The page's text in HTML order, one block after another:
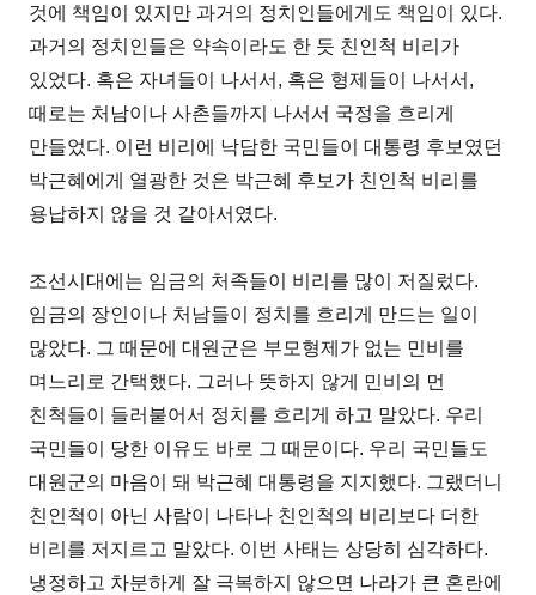
것에 책임이 있지만 과거의 정치인들에게도 책임이 있다.
과거의 정치인들은 약속이라도 한 듯 친인척 비리가
있었다. 혹은 자녀들이 나서서, 혹은 형제들이 나서서,
때로는 처남이나 사촌들까지 나서서 국정을 흐리게
만들었다. 이런 비리에 낙담한 국민들이 대통령 후보였던
박근혜에게 열광한 것은 박근혜 후보가 친인척 비리를
용납하지 않을 것 같아서였다.
조선시대에는 임금의 처족들이 비리를 많이 저질렀다.
임금의 장인이나 처남들이 정치를 흐리게 만드는 일이
많았다. 그 때문에 대원군은 부모형제가 없는 민비를
며느리로 간택했다. 그러나 뜻하지 않게 민비의 먼
친척들이 들러붙어서 정치를 흐리게 하고 말았다. 우리
국민들이 당한 이유도 바로 그 때문이다. 우리 국민들도
대원군의 마음이 돼 박근혜 대통령을 지지했다. 그랬더니
친인척이 아닌 사람이 나타나 친인척의 비리보다 더한
비리를 저지르고 말았다. 이번 사태는 상당히 심각하다.
냉정하고 차분하게 잘 극복하지 않으면 나라가 큰 혼란에